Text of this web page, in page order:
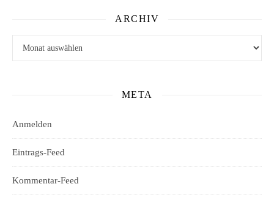
ARCHIV
META
Anmelden
Eintrags-Feed
Kommentar-Feed